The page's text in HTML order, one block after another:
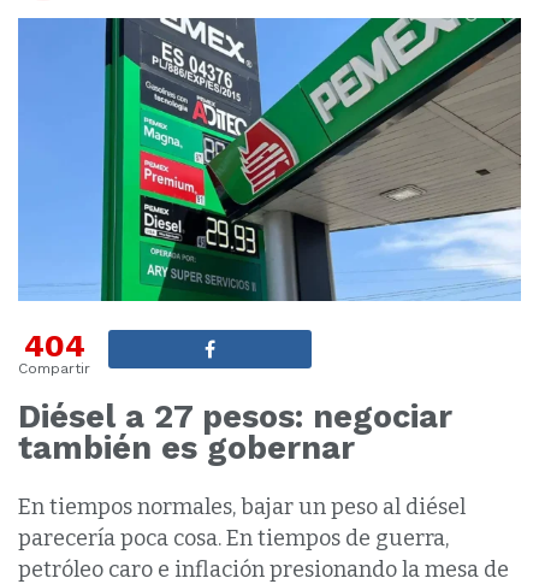
404
Compartir
Diésel a 27 pesos: negociar
también es gobernar
En tiempos normales, bajar un peso al diésel
parecería poca cosa. En tiempos de guerra,
petróleo caro e inflación presionando la mesa de